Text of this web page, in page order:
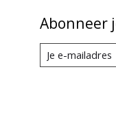
Abonneer